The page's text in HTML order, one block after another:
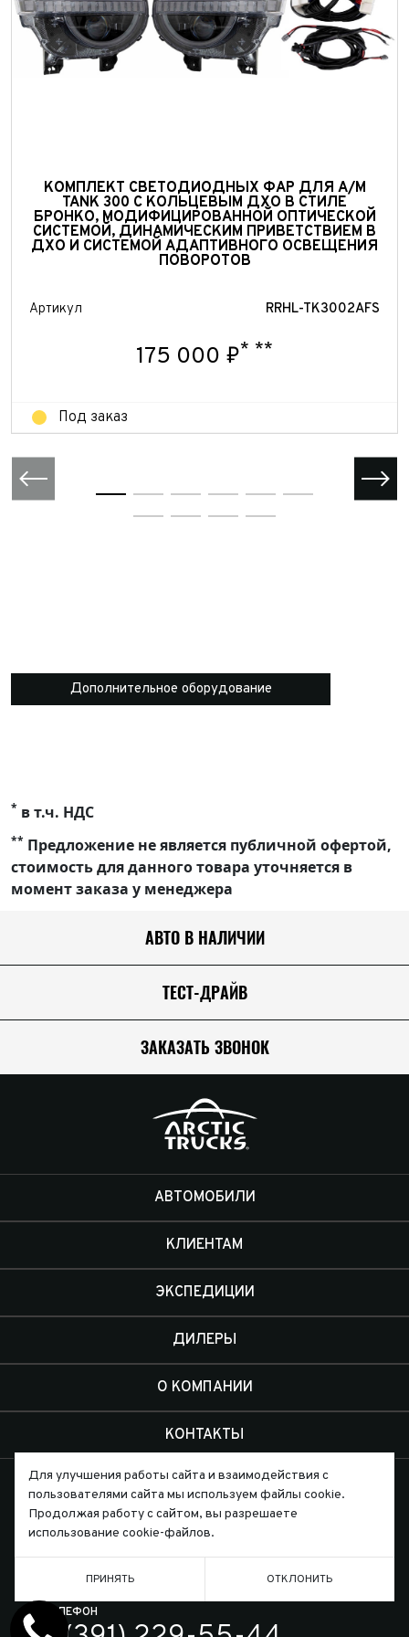
КОМПЛЕКТ СВЕТОДИОДНЫХ ФАР ДЛЯ А/М
TANK 300 С КОЛЬЦЕВЫМ ДХО В СТИЛЕ
БРОНКО, МОДИФИЦИРОВАННОЙ ОПТИЧЕСКОЙ
СИСТЕМОЙ, ДИНАМИЧЕСКИМ ПРИВЕТСТВИЕМ В
ДХО И СИСТЕМОЙ АДАПТИВНОГО ОСВЕЩЕНИЯ
ПОВОРОТОВ
Артикул RRHL-TK3002AFS
175 000 ₽* **
Под заказ
Дополнительное оборудование
* в т.ч. НДС
** Предложение не является публичной офертой,
стоимость для данного товара уточняется в
момент заказа у менеджера
АВТО В НАЛИЧИИ
ТЕСТ-ДРАЙВ
ЗАКАЗАТЬ ЗВОНОК
АВТОМОБИЛИ
КЛИЕНТАМ
ЭКСПЕДИЦИИ
ДИЛЕРЫ
О КОМПАНИИ
КОНТАКТЫ
ТЕЛЕФОН
соглашенияоб обработке
Количество владельцев
Отправить
Принимаю условиясоглашенияоб обработке
персональных данных
Для улучшения работы сайта и взаимодействия с
пользователями сайта мы используем файлы cookie.
Продолжая работу с сайтом, вы разрешаете
использование cookie-файлов.
ПРИНЯТЬ ОТКЛОНИТЬ